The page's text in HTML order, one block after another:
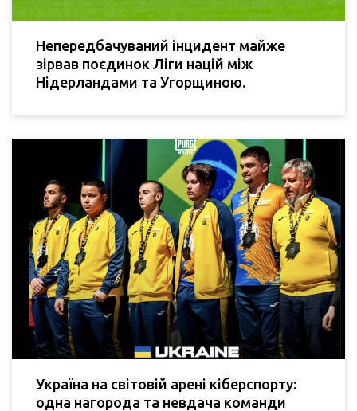
Непередбачуваний інцидент майже
зірвав поєдинок Ліги націй між
Нідерландами та Угорщиною.
Україна на світовій арені кіберспорту:
одна нагорода та невдача команди